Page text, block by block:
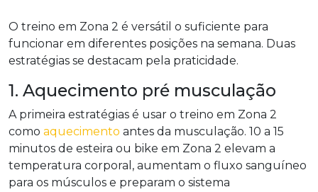
O treino em Zona 2 é versátil o suficiente para
funcionar em diferentes posições na semana. Duas
estratégias se destacam pela praticidade.
1. Aquecimento pré musculação
A primeira estratégias é usar o treino em Zona 2
como aquecimento antes da musculação. 10 a 15
minutos de esteira ou bike em Zona 2 elevam a
temperatura corporal, aumentam o fluxo sanguíneo
para os músculos e preparam o sistema